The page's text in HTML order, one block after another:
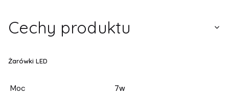
Cechy produktu
Żarówki LED
Moc
7w